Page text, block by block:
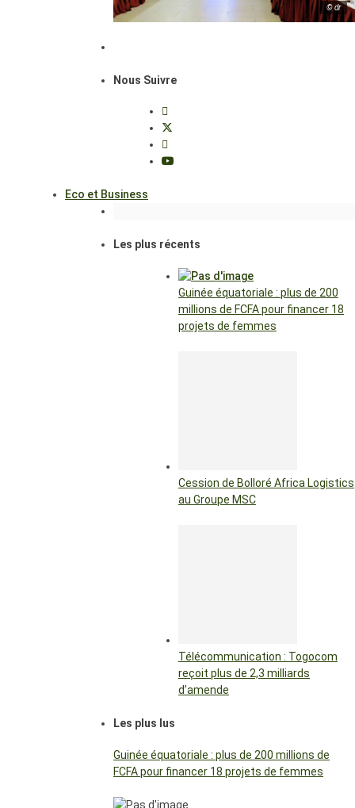
© dr
Nous Suivre
Eco et Business
Les plus récents
Guinée équatoriale : plus de 200
millions de FCFA pour financer 18
projets de femmes
Cession de Bolloré Africa Logistics
au Groupe MSC
Télécommunication : Togocom
reçoit plus de 2,3 milliards
d’amende
Les plus lus
Guinée équatoriale : plus de 200 millions de
FCFA pour financer 18 projets de femmes